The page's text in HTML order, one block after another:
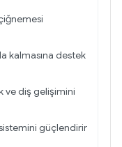
kalmasına destek
ve diş gelişimini
güçlendirir